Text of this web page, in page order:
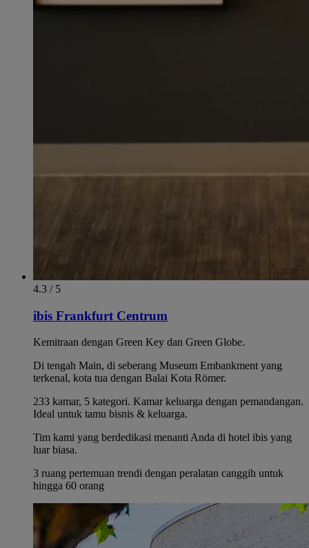
4.3 / 5
ibis Frankfurt Centrum
Kemitraan dengan Green Key dan Green Globe.
Di tengah Main, di seberang Museum Embankment yang
terkenal, kota tua dengan Balai Kota Römer.
233 kamar, 5 kategori. Kamar keluarga dengan pemandangan.
Ideal untuk tamu bisnis & keluarga.
Tim kami yang berdedikasi menanti Anda di hotel ibis yang
luar biasa.
3 ruang pertemuan trendi dengan peralatan canggih untuk
hingga 60 orang